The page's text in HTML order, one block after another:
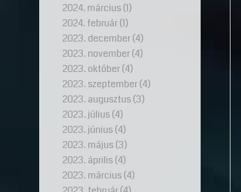
2024. március(1)
2024. február(1)
2023. december(4)
2023. november(4)
2023. október(4)
2023. szeptember(4)
2023. augusztus(3)
2023. július(4)
2023. június(4)
2023. május(3)
2023. április(4)
2023. március(4)